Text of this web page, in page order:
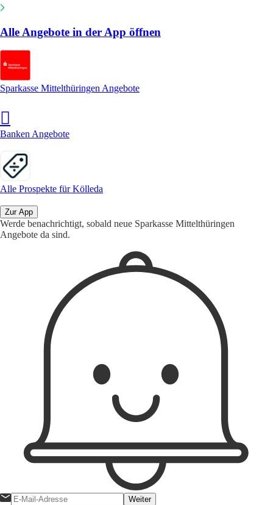
Alle Angebote in der App öffnen
Sparkasse Mittelthüringen Angebote
Banken Angebote
Alle Prospekte für Kölleda
Zur App
Werde benachrichtigt, sobald neue Sparkasse Mittelthüringen
Angebote da sind.
Weiter